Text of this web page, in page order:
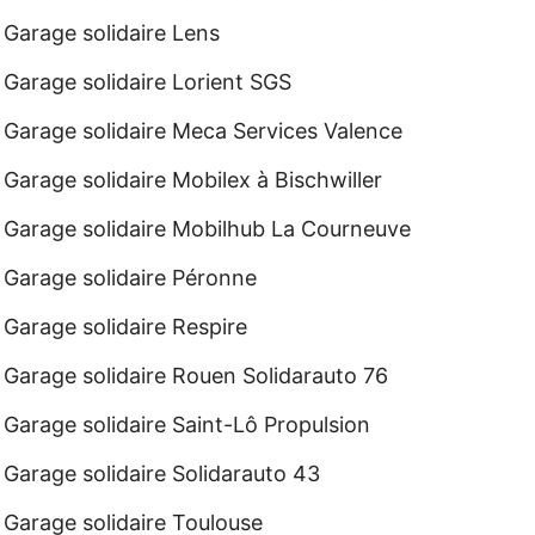
Garage solidaire Lens
Garage solidaire Lorient SGS
Garage solidaire Meca Services Valence
Garage solidaire Mobilex à Bischwiller
Garage solidaire Mobilhub La Courneuve
Garage solidaire Péronne
Garage solidaire Respire
Garage solidaire Rouen Solidarauto 76
Garage solidaire Saint-Lô Propulsion
Garage solidaire Solidarauto 43
Garage solidaire Toulouse